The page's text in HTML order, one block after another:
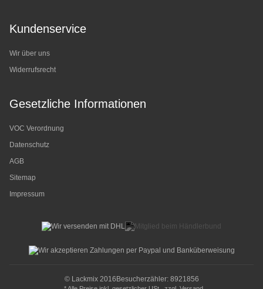
Kundenservice
Wir über uns
Widerrufsrecht
Gesetzliche Informationen
VOC Verordnung
Datenschutz
AGB
Sitemap
Impressum
© Lackmix 2016 Besucherzähler: 8921856